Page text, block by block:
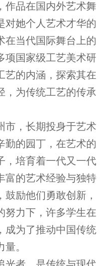
作品在国内外艺术舞
对她个人艺术才华的
在当代国际舞台上的
项国家级工艺美术研
艺的内涵，探索其在
，为传统工艺的传承
市，长期投身于艺术
勤的园丁，在艺术的
，培育着一代又一代
富的艺术经验与独特
励他们勇敢创新，
努力下，许多学生在
成为了推动中国传统
。